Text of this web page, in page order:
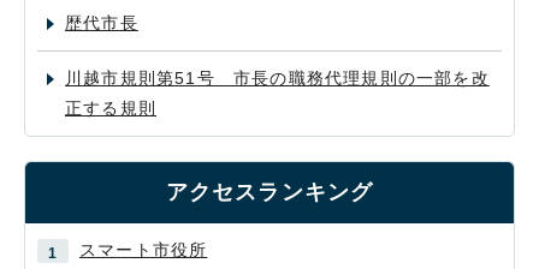
歴代市長
川越市規則第51号 市長の職務代理規則の一部を改
正する規則
アクセスランキング
スマート市役所